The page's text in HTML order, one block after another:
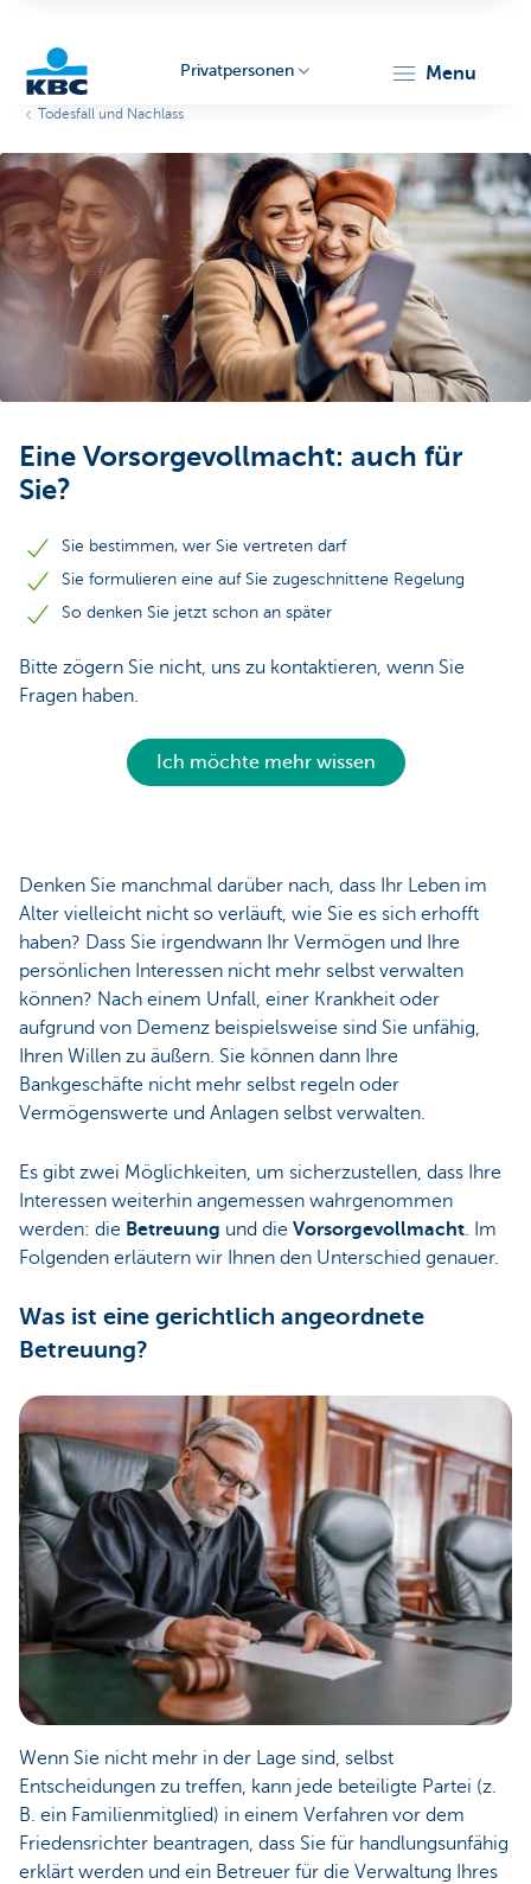
Particulieren
Privatpersonen menu
Todesfall und Nachlass
Eine Vorsorgevollmacht: auch für
Sie?
Sie bestimmen, wer Sie vertreten darf
Sie formulieren eine auf Sie zugeschnittene Regelung
So denken Sie jetzt schon an später
Bitte zögern Sie nicht, uns zu kontaktieren, wenn Sie
Fragen haben.
Ich möchte mehr wissen
Denken Sie manchmal darüber nach, dass Ihr Leben im
Alter vielleicht nicht so verläuft, wie Sie es sich erhofft
haben? Dass Sie irgendwann Ihr Vermögen und Ihre
persönlichen Interessen nicht mehr selbst verwalten
können? Nach einem Unfall, einer Krankheit oder
aufgrund von Demenz beispielsweise sind Sie unfähig,
Ihren Willen zu äußern. Sie können dann Ihre
Bankgeschäfte nicht mehr selbst regeln oder
Vermögenswerte und Anlagen selbst verwalten.
Es gibt zwei Möglichkeiten, um sicherzustellen, dass Ihre
Interessen weiterhin angemessen wahrgenommen
werden: die Betreuung und die Vorsorgevollmacht. Im
Folgenden erläutern wir Ihnen den Unterschied genauer.
Was ist eine gerichtlich angeordnete
Betreuung?
Wenn Sie nicht mehr in der Lage sind, selbst
Entscheidungen zu treffen, kann jede beteiligte Partei (z.
B. ein Familienmitglied) in einem Verfahren vor dem
Friedensrichter beantragen, dass Sie für handlungsunfähig
erklärt werden und ein Betreuer für die Verwaltung Ihres